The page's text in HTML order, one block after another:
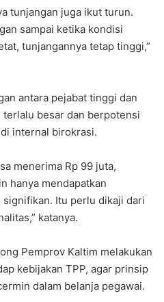
tunjangan juga ikut turun.
sampai ketika kondisi
tunjangannya tetap tinggi,”
antara pejabat tinggi dan
terlalu besar dan berpotensi
internal birokrasi.
menerima Rp 99 juta,
hanya mendapatkan
Itu perlu dikaji dari
katanya.
Pemprov Kaltim melakukan
kebijakan TPP, agar prinsip
dalam belanja pegawai.